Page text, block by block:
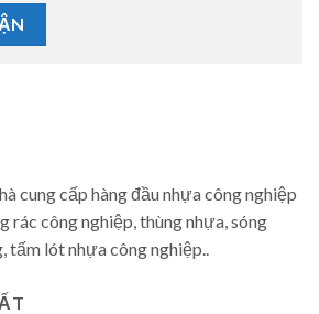
cung cấp hàng đầu nhựa công nghiệp
rác công nghiệp, thùng nhựa, sóng
tấm lót nhựa công nghiệp..